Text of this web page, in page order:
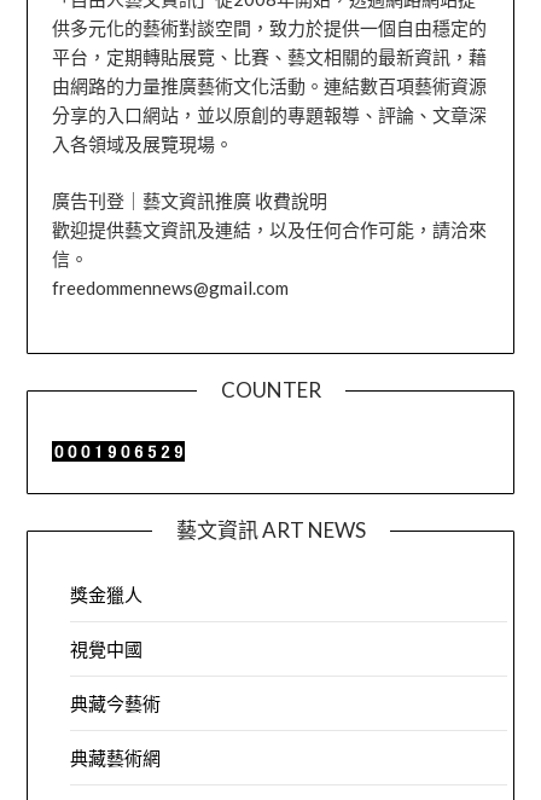
供多元化的藝術對談空間，致力於提供一個自由穩定的
平台，定期轉貼展覽、比賽、藝文相關的最新資訊，藉
由網路的力量推廣藝術文化活動。連結數百項藝術資源
分享的入口網站，並以原創的專題報導、評論、文章深
入各領域及展覽現場。
廣告刊登｜藝文資訊推廣 收費說明
歡迎提供藝文資訊及連結，以及任何合作可能，請洽來
信。
freedommennews@gmail.com
COUNTER
藝文資訊 ART NEWS
獎金獵人
視覺中國
典藏今藝術
典藏藝術網